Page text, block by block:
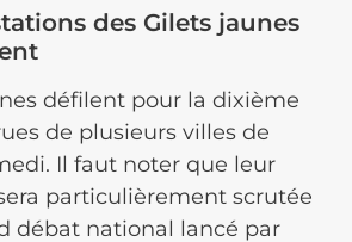
des Gilets jaunes
défilent pour la dixième
de plusieurs villes de
Il faut noter que leur
particulièrement scrutée
débat national lancé par